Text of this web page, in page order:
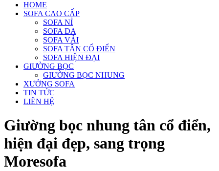
HOME
SOFA CAO CẤP
SOFA NỈ
SOFA DA
SOFA VẢI
SOFA TÂN CỔ ĐIỂN
SOFA HIỆN ĐẠI
GIƯỜNG BỌC
GIƯỜNG BỌC NHUNG
XƯỞNG SOFA
TIN TỨC
LIÊN HỆ
Giường bọc nhung tân cổ điển,
hiện đại đẹp, sang trọng
Moresofa